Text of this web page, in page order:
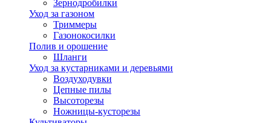
Зернодробилки
Уход за газоном
Триммеры
Газонокосилки
Полив и орошение
Шланги
Уход за кустарниками и деревьями
Воздуходувки
Цепные пилы
Высоторезы
Ножницы-кусторезы